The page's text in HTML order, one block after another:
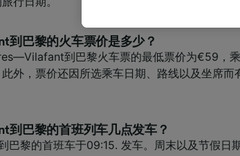
巴黎的火车票价是多少？
到巴黎火车票的最低票价为€59，
外，票价还因所选乘车日期、路线以及坐席而
巴黎的首班列车几点发车？
黎的首班车于09:15. 发车。周末以及节假日
These choices will be
us not to track you.
We and our partners
Use precise
identification. Store
research and services
List of Partners